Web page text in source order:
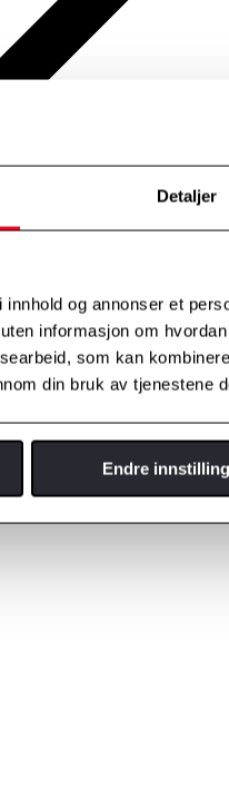
Detaljer
og annonser et
informasjon om
som kan
din bruk av tjenestene
Endre